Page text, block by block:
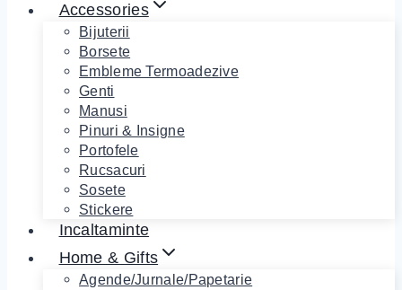
Accessories
Bijuterii
Borsete
Embleme Termoadezive
Genti
Manusi
Pinuri & Insigne
Portofele
Rucsacuri
Sosete
Stickere
Incaltaminte
Home & Gifts
Agende/Jurnale/Papetarie